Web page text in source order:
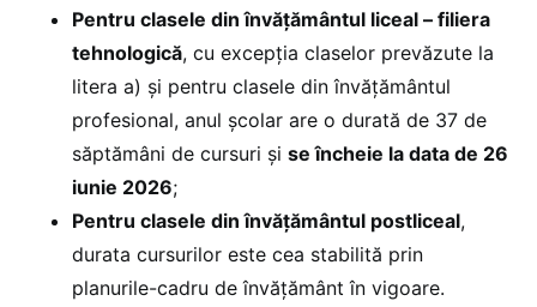
Pentru clasele din învăţământul liceal – filiera
tehnologică, cu excepţia claselor prevăzute la
litera a) şi pentru clasele din învăţământul
profesional, anul şcolar are o durată de 37 de
săptămâni de cursuri și se încheie la data de 26
iunie 2026;
Pentru clasele din învăţământul postliceal,
durata cursurilor este cea stabilită prin
planurile-cadru de învăţământ în vigoare.